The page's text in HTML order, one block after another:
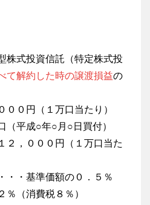
株式投資信託（特定株式投
て解約した時の譲渡損益の
００円（１万口当たり）
（平成○年○月○日買付）
２，０００円（１万口当た
・・基準価額の０．５％
％（消費税８％）